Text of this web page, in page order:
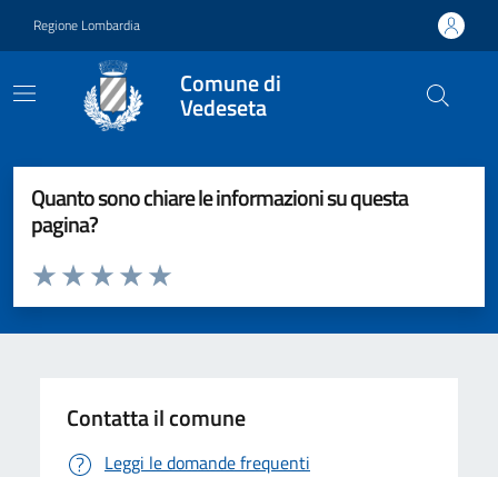
Regione Lombardia
Comune di
Vedeseta
Quanto sono chiare le informazioni su questa
pagina?
Valuta da 1 a 5 stelle la pagina
Valuta 5 stelle su 5
Valuta 4 stelle su 5
Valuta 3 stelle su 5
Valuta 2 stelle su 5
Valuta 1 stelle su 5
Contatta il comune
Leggi le domande frequenti